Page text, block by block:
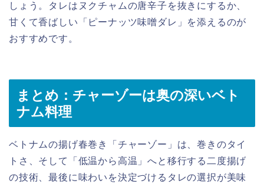
しょう。タレはヌクチャムの唐辛子を抜きにするか、
甘くて香ばしい「ピーナッツ味噌ダレ」を添えるのが
おすすめです。
まとめ：チャーゾーは奥の深いベト
ナム料理
ベトナムの揚げ春巻き「チャーゾー」は、巻きのタイ
トさ、そして「低温から高温」へと移行する二度揚げ
の技術、最後に味わいを決定づけるタレの選択が美味